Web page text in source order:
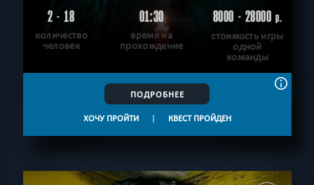
2 - 18
количество
человек
01:30
время на
прохождение
8000 - 28000р.
стоимость игры
одной
команды
ПОДРОБНЕЕ
ХОЧУ ПРОЙТИ | КВЕСТ ПРОЙДЕН